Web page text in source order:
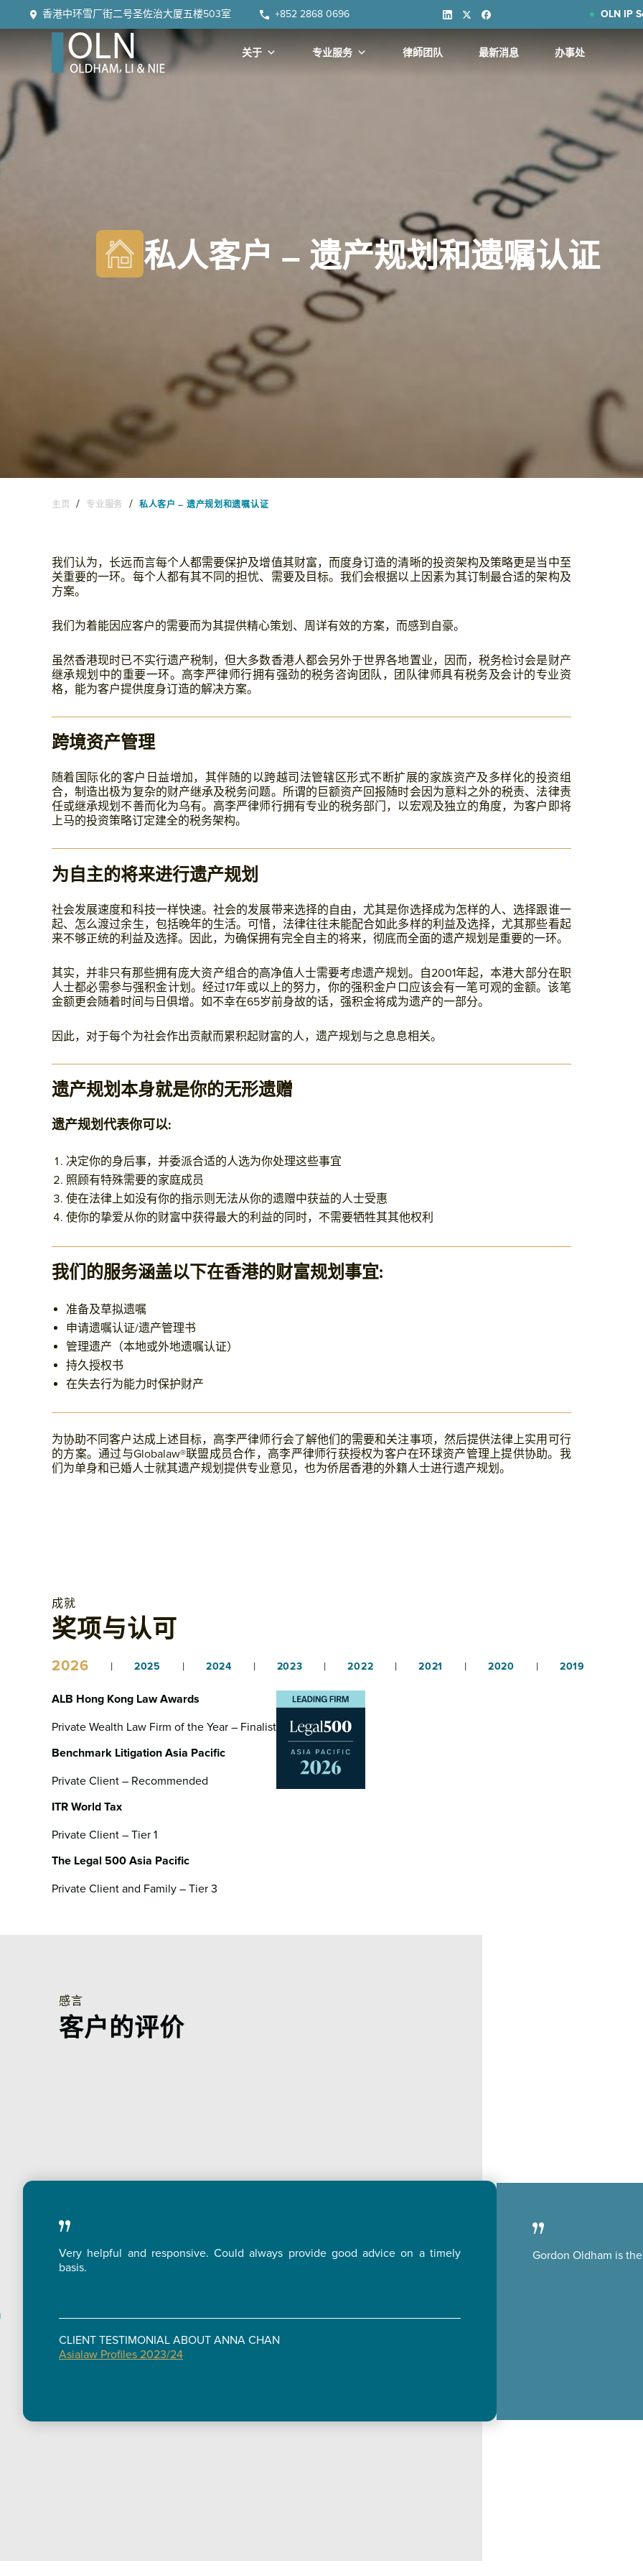
Skip
to
navigation
Skip
to
Skip
to
Skip
to
香港中环雪厂街二号圣佐治大厦五楼503室 +852 2868 0696 OLN IP
Law
关于 专业服务 律師团队 最新消息 办事处
私人客户 – 遗产规划和遗嘱认证
主页 / 专业服务 / 私人客户 – 遗产规划和遗嘱认证
我们认为，长远而言每个人都需要保护及增值其财富，而度身订造的清晰的投资架构及策略更是当中至
关重要的一环。每个人都有其不同的担忧、需要及目标。我们会根据以上因素为其订制最合适的架构及
方案。
我们为着能因应客户的需要而为其提供精心策划、周详有效的方案，而感到自豪。
虽然香港现时已不实行遗产税制，但大多数香港人都会另外于世界各地置业，因而，税务检讨会是财产
继承规划中的重要一环。高李严律师行拥有强劲的税务咨询团队，团队律师具有税务及会计的专业资
格，能为客户提供度身订造的解决方案。
跨境资产管理
随着国际化的客户日益增加，其伴随的以跨越司法管辖区形式不断扩展的家族资产及多样化的投资组
合，制造出极为复杂的财产继承及税务问题。所谓的巨额资产回报随时会因为意料之外的税责、法律责
任或继承规划不善而化为乌有。高李严律师行拥有专业的税务部门，以宏观及独立的角度，为客户即将
上马的投资策略订定建全的税务架构。
为自主的将来进行遗产规划
社会发展速度和科技一样快速。社会的发展带来选择的自由，尤其是你选择成为怎样的人、选择跟谁一
起、怎么渡过余生，包括晚年的生活。可惜，法律往往未能配合如此多样的利益及选择，尤其那些看起
来不够正统的利益及选择。因此，为确保拥有完全自主的将来，彻底而全面的遗产规划是重要的一环。
其实，并非只有那些拥有庞大资产组合的高净值人士需要考虑遗产规划。自2001年起，本港大部分在职
人士都必需参与强积金计划。经过17年或以上的努力，你的强积金户口应该会有一笔可观的金额。该笔
金额更会随着时间与日俱增。如不幸在65岁前身故的话，强积金将成为遗产的一部分。
因此，对于每个为社会作出贡献而累积起财富的人，遗产规划与之息息相关。
遗产规划本身就是你的无形遗赠
遗产规划代表你可以:
决定你的身后事，并委派合适的人选为你处理这些事宜
照顾有特殊需要的家庭成员
使在法律上如没有你的指示则无法从你的遗赠中获益的人士受惠
使你的挚爱从你的财富中获得最大的利益的同时，不需要牺牲其其他权利
我们的服务涵盖以下在香港的财富规划事宜:
准备及草拟遗嘱
申请遗嘱认证/遗产管理书
管理遗产（本地或外地遗嘱认证）
持久授权书
在失去行为能力时保护财产
为协助不同客户达成上述目标，高李严律师行会了解他们的需要和关注事项，然后提供法律上实用可行
的方案。通过与Globalaw®联盟成员合作，高李严律师行获授权为客户在环球资产管理上提供协助。我
们为单身和已婚人士就其遗产规划提供专业意见，也为侨居香港的外籍人士进行遗产规划。
成就
奖项与认可
2026 | 2025 | 2024 | 2023 | 2022 | 2021 | 2020 | 2019
ALB Hong Kong Law Awards
Private Wealth Law Firm of the Year – Finalist
Benchmark Litigation Asia Pacific
Private Client – Recommended
ITR World Tax
Private Client – Tier 1
The Legal 500 Asia Pacific
Private Client and Family – Tier 3
感言
客户的评价
Very helpful and responsive. Could always provide good advice on a timely
basis.
CLIENT TESTIMONIAL ABOUT ANNA CHAN
Asialaw Profiles 2023/24
Gordon Oldham is